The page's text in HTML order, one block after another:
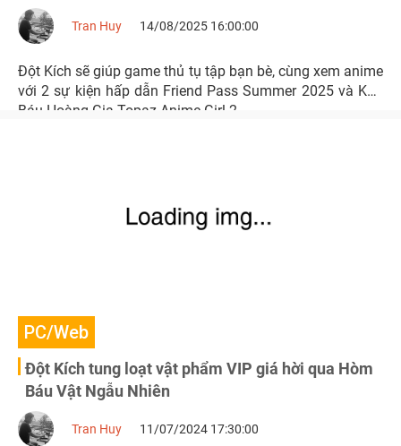
Anime Girl 2
Tran Huy 14/08/2025 16:00:00
Đột Kích sẽ giúp game thủ tụ tập bạn bè, cùng xem anime
với 2 sự kiện hấp dẫn Friend Pass Summer 2025 và Kho
Báu Hoàng Gia Topaz Anime Girl 2.
PC/Web
Đột Kích tung loạt vật phẩm VIP giá hời qua Hòm
Báu Vật Ngẫu Nhiên
Tran Huy 11/07/2024 17:30:00